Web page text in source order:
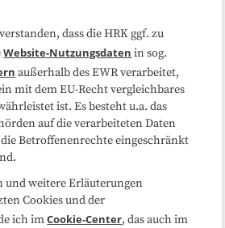
dass die HRK ggf. zu
Website-Nutzungsdaten in sog.
außerhalb des EWR verarbeitet,
mit dem EU-Recht vergleichbares
ist. Es besteht u.a. das
auf die verarbeiteten Daten
Betroffenenrechte eingeschränkt
weitere Erläuterungen
Cookies und der
ich imCookie-Center, das auch im